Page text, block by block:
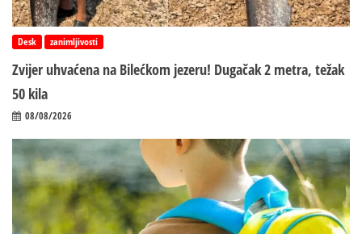
Desk zanimljivosti
Zvijer uhvaćena na Bilećkom jezeru! Dugačak 2 metra, težak
50 kila
08/08/2026